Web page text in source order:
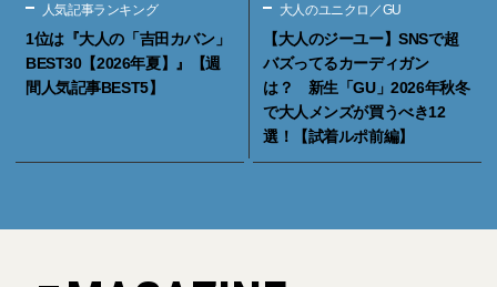
人気記事ランキング
1位は『大人の「吉田カバン」
BEST30【2026年夏】』【週
間人気記事BEST5】
大人のユニクロ／GU
【大人のジーユー】SNSで超
バズってるカーディガン
は？ 新生「GU」2026年秋冬
で大人メンズが買うべき12
選！【試着ルポ前編】